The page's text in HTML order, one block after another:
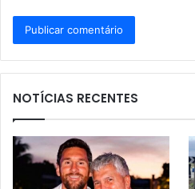
NOTÍCIAS RECENTES